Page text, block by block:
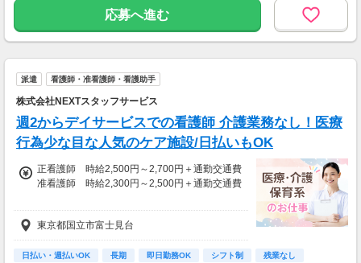
応募へ進む
派遣 看護師・准看護師・看護助手
株式会社NEXTスタッフサービス
週2からデイサービスでの看護師 介護業務なし！医療
行為少な目な人気のケア施設/日払いもOK
正看護師 時給2,500円～2,700円＋通勤交通費
准看護師 時給2,300円～2,500円＋通勤交通費
※経験資格によって変動有
※日払い利用可能
【給与例】
東京都国立市富士見台
日払い・週払いOK 長期 即日勤務OK シフト制
残業なし